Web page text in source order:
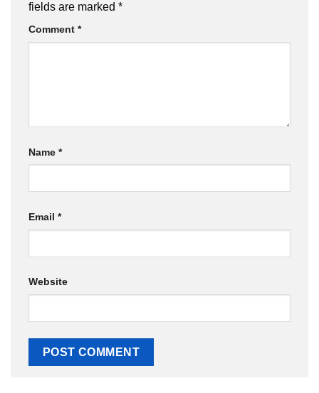
fields are marked *
Comment *
Name *
Email *
Website